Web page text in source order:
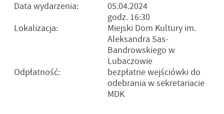
Data wydarzenia:
05.04.2024
godz. 16:30
Lokalizacja:
Miejski Dom Kultury im.
Aleksandra Sas-
Bandrowskiego w
Lubaczowie
Odpłatność:
bezpłatne wejściówki do
odebrania w sekretariacie
MDK